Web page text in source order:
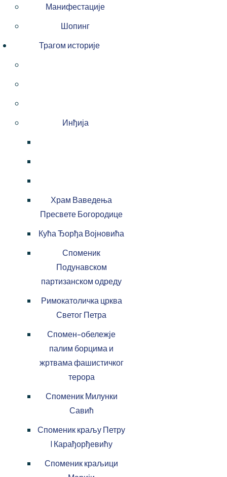
Манифестације
Шопинг
Трагом историје
Инђија
Храм Ваведења
Пресвете Богородице
Кућа Ђорђа Војновића
Споменик
Подунавском
партизанском одреду
Римокатоличка црква
Светог Петра
Спомен-обележје
палим борцима и
жртвама фашистичког
терора
Споменик Милунки
Савић
Споменик краљу Петру
I Карађорђевићу
Споменик краљици